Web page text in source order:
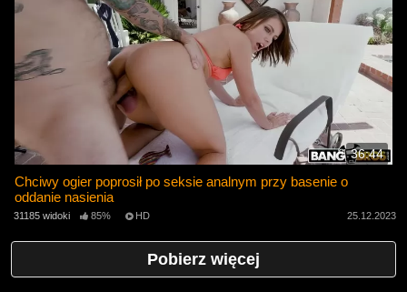
36:44
Chciwy ogier poprosił po seksie analnym przy basenie o
oddanie nasienia
31185 widoki 85% HD 25.12.2023
Pobierz więcej